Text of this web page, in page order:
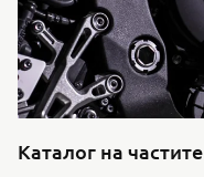
Каталог на частите